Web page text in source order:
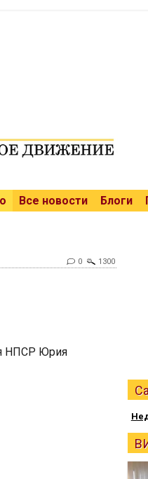
Все новости Блоги
0 1300
НПСР Юрия